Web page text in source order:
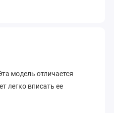
модель отличается
легко вписать ее